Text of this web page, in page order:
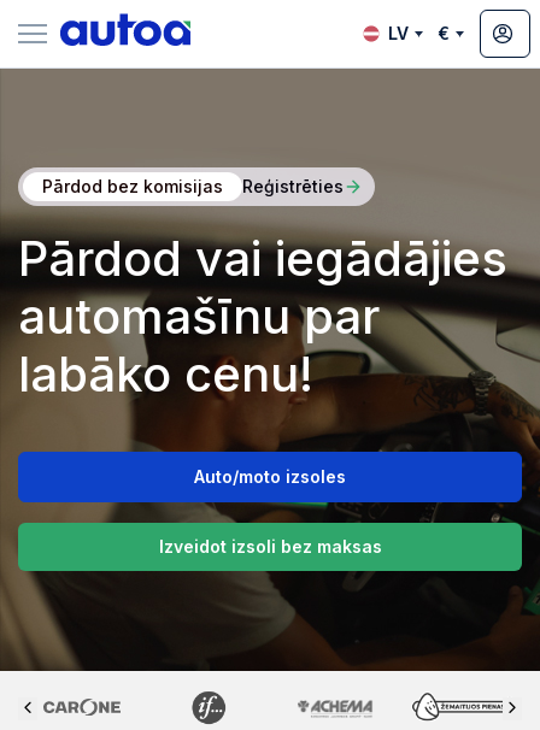
LV €
Pārdod bez komisijas Reģistrēties
Pārdod vai iegādājies
automašīnu par
labāko cenu!
Auto/moto izsoles
Izveidot izsoli bez maksas